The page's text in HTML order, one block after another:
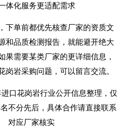
体化服务更适配需求
下单前都优先核查厂家的资质文
和品质检测报告，就能避开绝大
果需要某类厂家的更详细信息，
岗岩采购问题，可以留言交流。
口花岗岩行业公开信息整理，仅
不分先后，具体合作请直接联系
对应厂家核实